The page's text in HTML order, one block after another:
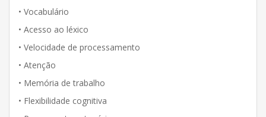
• Vocabulário
• Acesso ao léxico
• Velocidade de processamento
• Atenção
• Memória de trabalho
• Flexibilidade cognitiva